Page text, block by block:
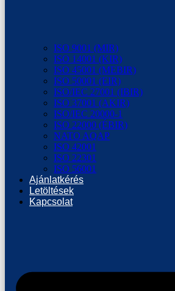
ISO 9001 (MIR)
ISO 14001 (KIR)
ISO 45001 (MEBIR)
ISO 50001 (EIR)
ISO/IEC 27001 (IBIR)
ISO 37001 (AKIR)
ISO/IEC 20000-1
ISO 22000 (ÉBIR)
NATO AQAP
ISO 42001
ISO 22301
ISO 56001
Ajánlatkérés
Letöltések
Kapcsolat